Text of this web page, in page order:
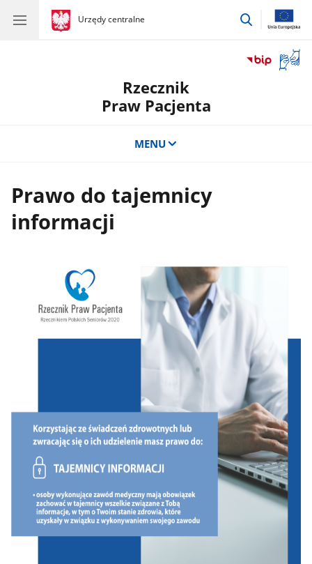
gov.pl
Urzędy centralne
gov.pl
Urzędy
przejdź
okno
Rzecznik
Praw Pacjenta
MENU
Prawo do tajemnicy
informacji